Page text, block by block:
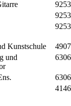
Kunstschule
und